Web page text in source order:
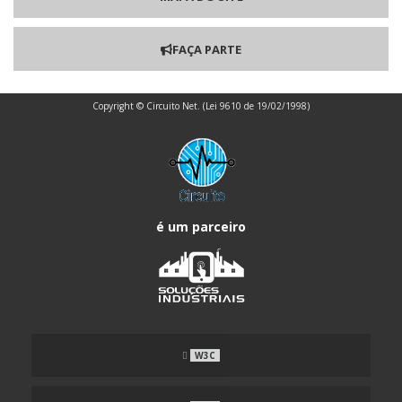
PROTÓTIPOS DE PCI BLIND VIAS
PROTÓTIPOS DE PCI BURIED VIAS
PROTÓTIPOS DE PCI IMPEDÂNCIA CONTROLADA
PROTÓTIPOS DE PCI VIA IN PAD
FAÇA PARTE
Copyright © Circuito Net. (Lei 9610 de 19/02/1998)
é um parceiro
W3C